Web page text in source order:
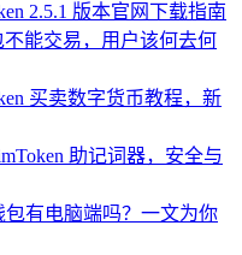
2.5.1 版本官网下载指南
能交易，用户该何去何
买卖数字货币教程，新
助记词器，安全与
包有电脑端吗？一文为你